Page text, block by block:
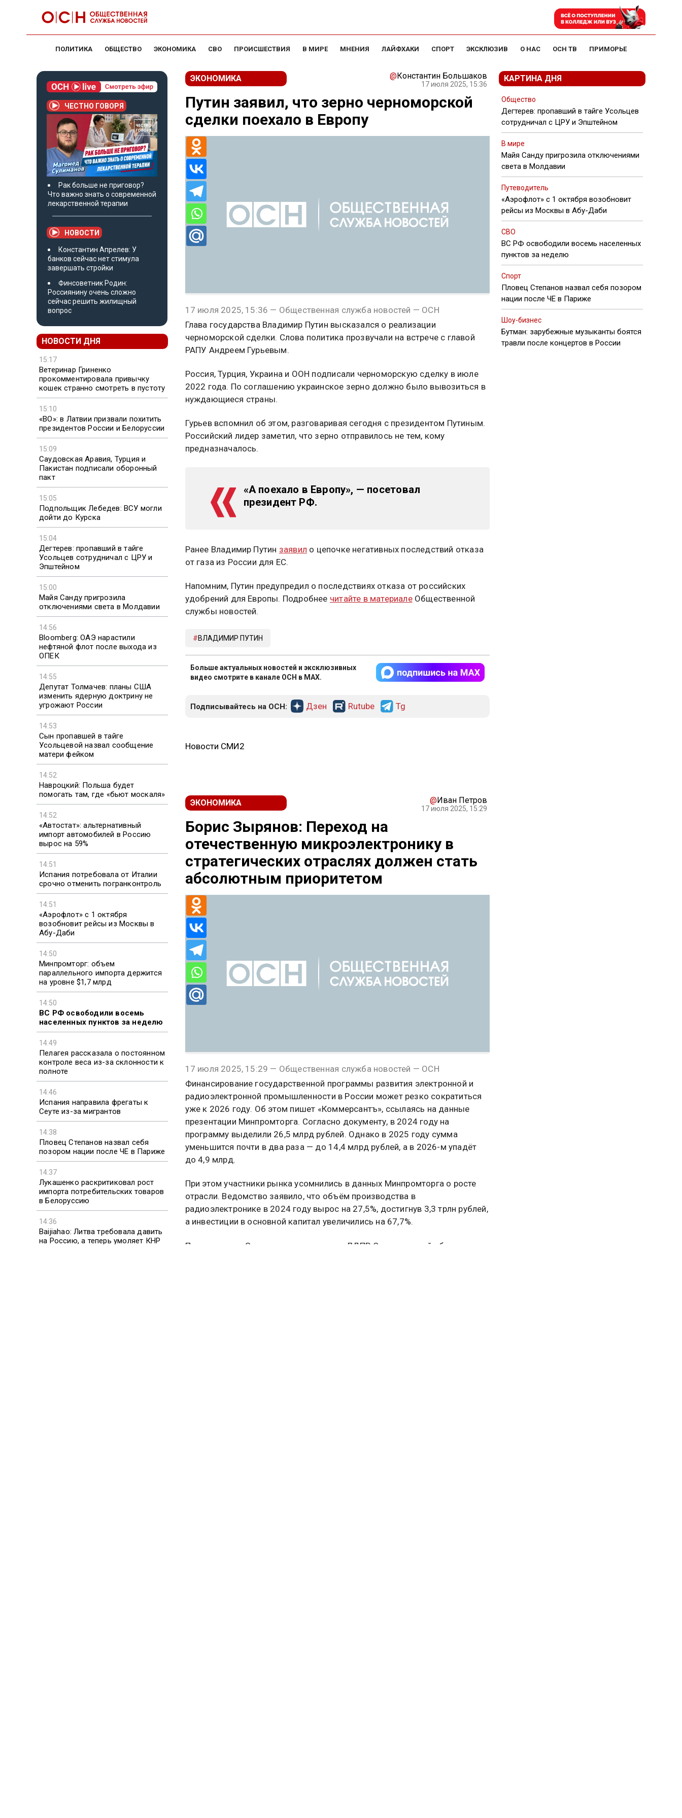
ПОЛИТИКА ОБЩЕСТВО ЭКОНОМИКА СВО ПРОИСШЕСТВИЯ В МИРЕ МНЕНИЯ ЛАЙФХАКИ СПОРТ ЭКСКЛЮЗИВ О НАС ОСН ТВ ПРИМОРЬЕ
ЧЕСТНО ГОВОРЯ
Рак больше не приговор?
Что важно знать о современной
лекарственной терапии
НОВОСТИ
Константин Апрелев: У
банков сейчас нет стимула
завершать стройки
Финсоветник Родин:
Россиянину очень сложно
сейчас решить жилищный
вопрос
НОВОСТИ ДНЯ
15:17
Ветеринар Гриненко
прокомментировала привычку
кошек странно смотреть в пустоту
15:10
«ВО»: в Латвии призвали похитить
президентов России и Белоруссии
15:09
Саудовская Аравия, Турция и
Пакистан подписали оборонный
пакт
15:05
Подпольщик Лебедев: ВСУ могли
дойти до Курска
15:04
Дегтерев: пропавший в тайге
Усольцев сотрудничал с ЦРУ и
Эпштейном
15:00
Майя Санду пригрозила
отключениями света в Молдавии
14:56
Bloomberg: ОАЭ нарастили
нефтяной флот после выхода из
ОПЕК
14:55
Депутат Толмачев: планы США
изменить ядерную доктрину не
угрожают России
14:53
Сын пропавшей в тайге
Усольцевой назвал сообщение
матери фейком
14:52
Навроцкий: Польша будет
помогать там, где «бьют москаля»
14:52
«Автостат»: альтернативный
импорт автомобилей в Россию
вырос на 59%
14:51
Испания потребовала от Италии
срочно отменить погранконтроль
14:51
«Аэрофлот» с 1 октября
возобновит рейсы из Москвы в
Абу-Даби
14:50
Минпромторг: объем
параллельного импорта держится
на уровне $1,7 млрд
14:50
ВС РФ освободили восемь
населенных пунктов за неделю
14:49
Пелагея рассказала о постоянном
контроле веса из-за склонности к
полноте
14:46
Испания направила фрегаты к
Сеуте из-за мигрантов
14:38
Пловец Степанов назвал себя
позором нации после ЧЕ в Париже
14:37
Лукашенко раскритиковал рост
импорта потребительских товаров
в Белоруссию
14:36
Baijiahao: Литва требовала давить
на Россию, а теперь умоляет КНР
ЭКОНОМИКА @Константин Большаков
17 июля 2025, 15:36
Путин заявил, что зерно черноморской
сделки поехало в Европу
17 июля 2025, 15:36 — Общественная служба новостей — ОСН
Глава государства Владимир Путин высказался о реализации
черноморской сделки. Слова политика прозвучали на встрече с главой
РАПУ Андреем Гурьевым.
Россия, Турция, Украина и ООН подписали черноморскую сделку в июле
2022 года. По соглашению украинское зерно должно было вывозиться в
нуждающиеся страны.
Гурьев вспомнил об этом, разговаривая сегодня с президентом Путиным.
Российский лидер заметил, что зерно отправилось не тем, кому
предназначалось.
«А поехало в Европу», — посетовал
президент РФ.
Ранее Владимир Путин заявил о цепочке негативных последствий отказа
от газа из России для ЕС.
Напомним, Путин предупредил о последствиях отказа от российских
удобрений для Европы. Подробнее читайте в материалеОбщественной
службы новостей.
ВЛАДИМИР ПУТИН
Больше актуальных новостей и эксклюзивных
видео смотрите в канале ОСН в MAX.
Подписывайтесь на ОСН: Дзен Rutube Tg
Новости СМИ2
ЭКОНОМИКА @Иван Петров
17 июля 2025, 15:29
Борис Зырянов: Переход на
отечественную микроэлектронику в
стратегических отраслях должен стать
абсолютным приоритетом
17 июля 2025, 15:29 — Общественная служба новостей — ОСН
Финансирование государственной программы развития электронной и
радиоэлектронной промышленности в России может резко сократиться
уже к 2026 году. Об этом пишет «Коммерсантъ», ссылаясь на данные
презентации Минпромторга. Согласно документу, в 2024 году на
программу выделили 26,5 млрд рублей. Однако в 2025 году сумма
уменьшится почти в два раза — до 14,4 млрд рублей, а в 2026-м упадёт
до 4,9 млрд.
При этом участники рынка усомнились в данных Минпромторга о росте
отрасли. Ведомство заявило, что объём производства в
радиоэлектронике в 2024 году вырос на 27,5%, достигнув 3,3 трлн рублей,
а инвестиции в основной капитал увеличились на 67,7%.
Председатель Экономического совета ЛДПР Свердловской области,
КАРТИНА ДНЯ
Общество
Дегтерев: пропавший в тайге Усольцев
сотрудничал с ЦРУ и Эпштейном
В мире
Майя Санду пригрозила отключениями
света в Молдавии
Путеводитель
«Аэрофлот» с 1 октября возобновит
рейсы из Москвы в Абу-Даби
СВО
ВС РФ освободили восемь населенных
пунктов за неделю
Спорт
Пловец Степанов назвал себя позором
нации после ЧЕ в Париже
Шоу-бизнес
Бутман: зарубежные музыканты боятся
травли после концертов в России